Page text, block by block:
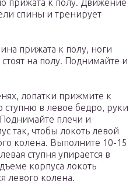
прижата к полу. Движение
спины и тренирует
прижата к полу, ноги
на полу. Поднимайте и
лопатки прижмите к
ступню в левое бедро, руки
плечи и
так, чтобы локоть левой
колена. Выполните 10-15
ступня упирается в
корпуса локоть
левого колена.